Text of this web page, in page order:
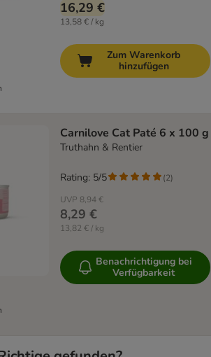
16,29 €
13,58 € / kg
Zum Warenkorb
hinzufügen
Carnilove Cat Paté 6 x 100 g
Truthahn & Rentier
UVP 8,94 €
8,29 €
13,82 € / kg
Rating: 5/5 (2)
Benachrichtigung bei
Verfügbarkeit